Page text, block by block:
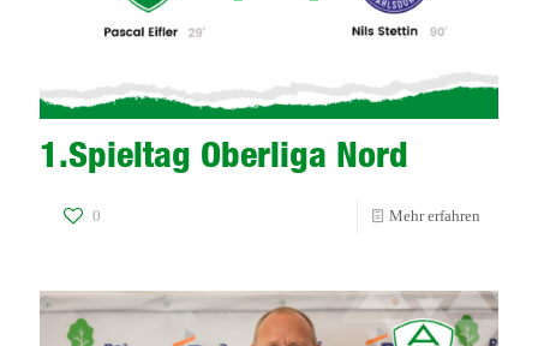
1.Spieltag Oberliga Nord
0 Mehr erfahren
Oberliga
Nord